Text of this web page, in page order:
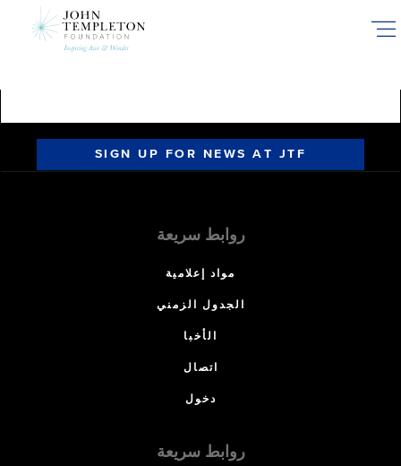
SIGN UP FOR NEWS AT JTF
روابط سريعة
مواد إعلامية
الجدول الزمني
الأخبا
اتصال
دخول
روابط سريعة